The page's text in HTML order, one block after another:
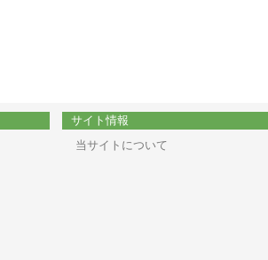
サイト情報
当サイトについて